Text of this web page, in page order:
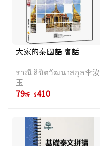
大家的泰國語 會話
ราณี ลิขิตวัฒนาสกุล李汝
玉
79折 410